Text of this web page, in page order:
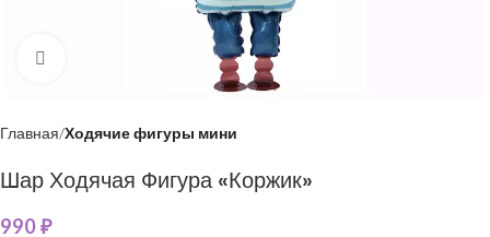
Нажмите, чтобы увеличить
Главная Ходячие фигуры мини
Шар Ходячая Фигура «Коржик»
990₽